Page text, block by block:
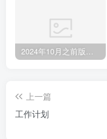
2024年10月之前版本升级记录
上一篇
工作计划